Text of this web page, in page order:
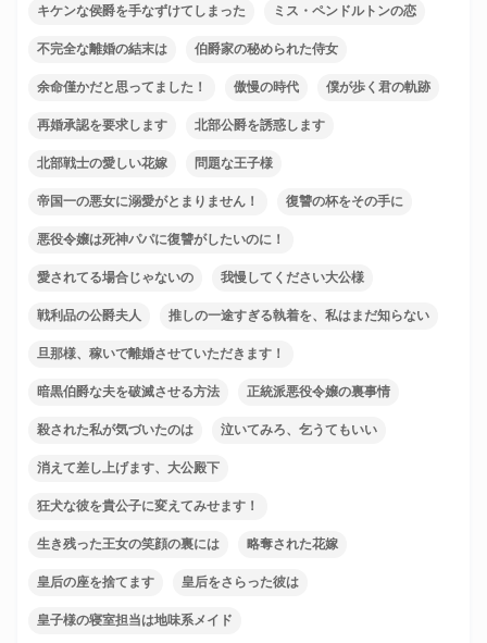
キケンな侯爵を手なずけてしまった ミス・ペンドルトンの恋
不完全な離婚の結末は 伯爵家の秘められた侍女
余命僅かだと思ってました！ 傲慢の時代 僕が歩く君の軌跡
再婚承認を要求します 北部公爵を誘惑します
北部戦士の愛しい花嫁 問題な王子様
帝国一の悪女に溺愛がとまりません！ 復讐の杯をその手に
悪役令嬢は死神パパに復讐がしたいのに！
愛されてる場合じゃないの 我慢してください大公様
戦利品の公爵夫人 推しの一途すぎる執着を、私はまだ知らない
旦那様、稼いで離婚させていただきます！
暗黒伯爵な夫を破滅させる方法 正統派悪役令嬢の裏事情
殺された私が気づいたのは 泣いてみろ、乞うてもいい
消えて差し上げます、大公殿下
狂犬な彼を貴公子に変えてみせます！
生き残った王女の笑顔の裏には 略奪された花嫁
皇后の座を捨てます 皇后をさらった彼は
皇子様の寝室担当は地味系メイド